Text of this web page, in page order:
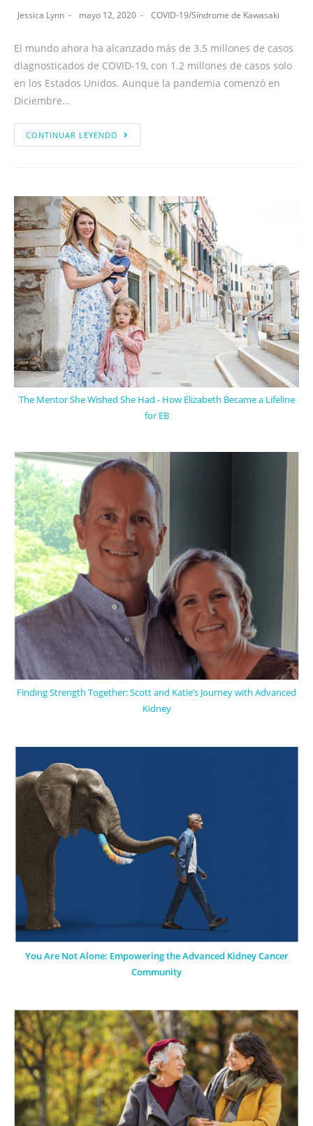
Jessica Lynn mayo 12, 2020 COVID-19/Síndrome de Kawasaki
El mundo ahora ha alcanzado más de 3.5 millones de casos
diagnosticados de COVID-19, con 1.2 millones de casos solo
en los Estados Unidos. Aunque la pandemia comenzó en
Diciembre…
CONTINUAR LEYENDO
The Mentor She Wished She Had - How Elizabeth Became a Lifeline
for EB
Finding Strength Together: Scott and Katie’s Journey with Advanced
Kidney
You Are Not Alone: Empowering the Advanced Kidney Cancer
Community